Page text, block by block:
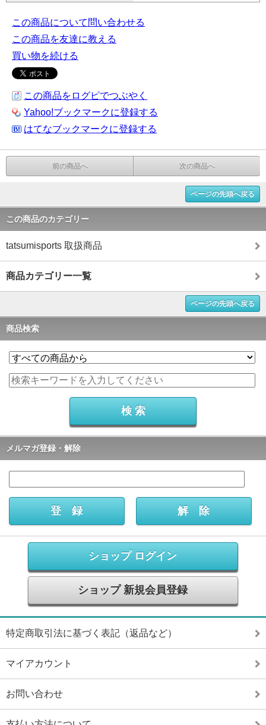
この商品について問い合わせる
この商品を友達に教える
買い物を続ける
この商品をログピでつぶやく
Yahoo!ブックマークに登録する
はてなブックマークに登録する
前の商品へ 次の商品へ
ページの先頭へ戻る
この商品のカテゴリー
tatsumisports 取扱商品
商品カテゴリー一覧
ページの先頭へ戻る
商品検索
メルマガ登録・解除
ショップ ログイン
ショップ 新規会員登録
特定商取引法に基づく表記（返品など）
マイアカウント
お問い合わせ